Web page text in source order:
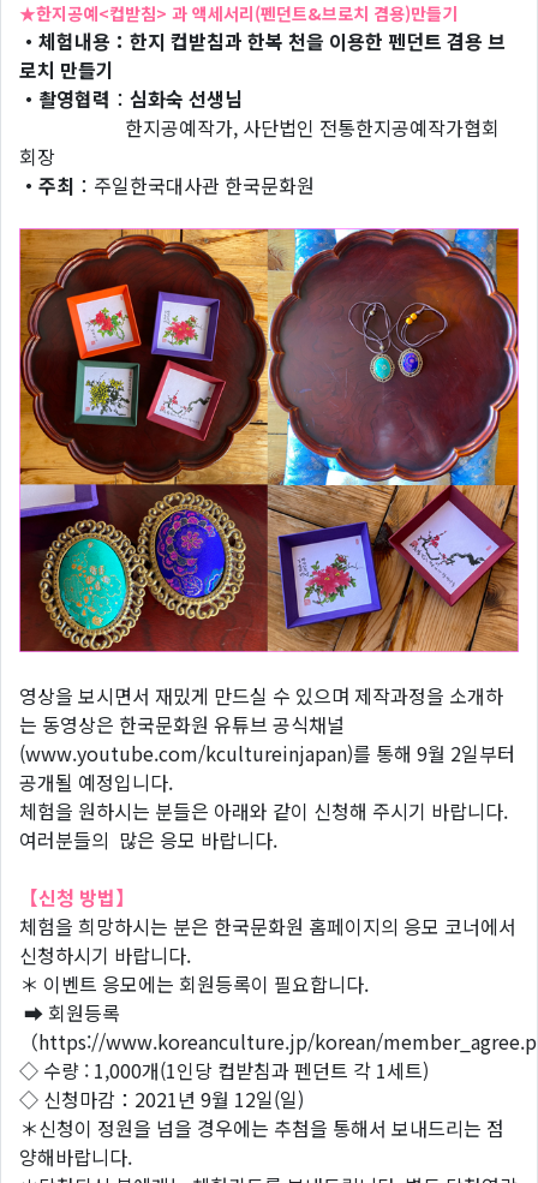
★한지공예<컵받침> 과 액세서리(펜던트&브로치 겸용)만들기
・체험내용：한지 컵받침과 한복 천을 이용한 펜던트 겸용 브
로치 만들기
・촬영협력 ： 심화숙 선생님
한지공예작가, 사단법인 전통한지공예작가협회
회장
・주최 ：주일한국대사관 한국문화원
영상을 보시면서 재밌게 만드실 수 있으며 제작과정을 소개하
는 동영상은 한국문화원 유튜브 공식채널
(www.youtube.com/kcultureinjapan)를 통해 9월 2일부터
공개될 예정입니다.
체험을 원하시는 분들은 아래와 같이 신청해 주시기 바랍니다.
여러분들의 많은 응모 바랍니다.
【신청 방법】
체험을 희망하시는 분은 한국문화원 홈페이지의 응모 코너에서
신청하시기 바랍니다.
＊ 이벤트 응모에는 회원등록이 필요합니다.
➡ 회원등록
（https://www.koreanculture.jp/korean/
◇ 수량 : 1,000개(1인당 컵받침과 펜던트 각 1세트)
◇ 신청마감：2021년 9월 12일(일)
＊신청이 정원을 넘을 경우에는 추첨을 통해서 보내드리는 점
양해바랍니다.